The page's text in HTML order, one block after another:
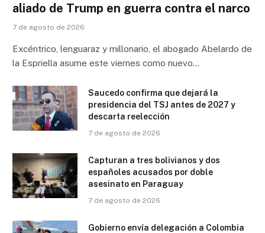
aliado de Trump en guerra contra el narco
7 de agosto de 2026
Excéntrico, lenguaraz y millonario, el abogado Abelardo de
la Espriella asume este viernes como nuevo…
Saucedo confirma que dejará la
presidencia del TSJ antes de 2027 y
descarta reelección
7 de agosto de 2026
Capturan a tres bolivianos y dos
españoles acusados por doble
asesinato en Paraguay
7 de agosto de 2026
Gobierno envía delegación a Colombia